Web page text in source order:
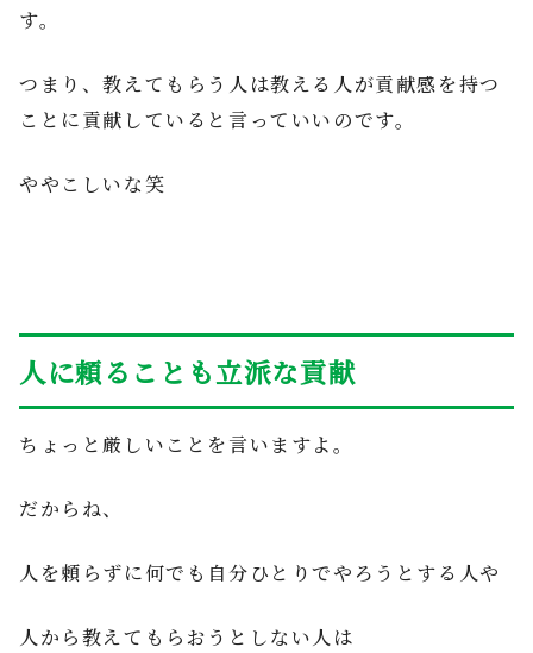
す。
つまり、教えてもらう人は教える人が貢献感を持つ
ことに貢献していると言っていいのです。
ややこしいな笑
人に頼ることも立派な貢献
ちょっと厳しいことを言いますよ。
だからね、
人を頼らずに何でも自分ひとりでやろうとする人や
人から教えてもらおうとしない人は